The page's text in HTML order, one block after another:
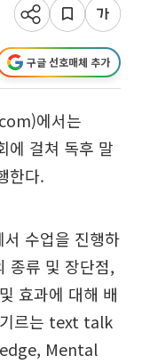
구글 선호매체 추가
)에서는
에 걸쳐 독후 말
한다.
수업을 진행하
종류 및 장단점,
효과에 대해 배
기르는 text talk
Mental